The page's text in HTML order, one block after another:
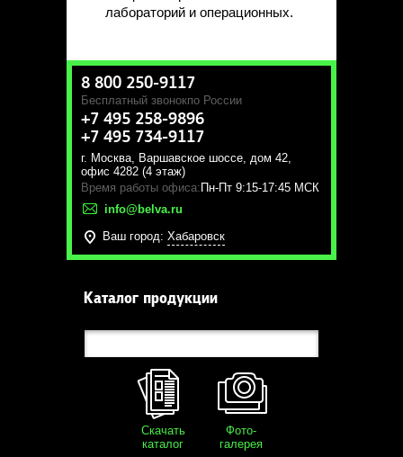
лабораторий и операционных.
8 800 250-9117
Бесплатный звонокпо России
+7 495 258-9896
+7 495 734-9117
г. Москва, Варшавское шоссе, дом 42,
офис 4282 (4 этаж)
Время работы офиса: Пн-Пт 9:15-17:45 МСК
info@belva.ru
Ваш город: Хабаровск
Каталог продукции
Скачать
каталог
Фото-
галерея